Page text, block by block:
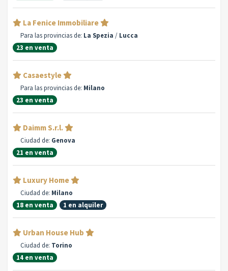
La Fenice Immobiliare
Para las provincias de: La Spezia / Lucca
23 en venta
Casaestyle
Para las provincias de: Milano
23 en venta
Daimm S.r.l.
Ciudad de: Genova
21 en venta
Luxury Home
Ciudad de: Milano
18 en venta
1 en alquiler
Urban House Hub
Ciudad de: Torino
14 en venta